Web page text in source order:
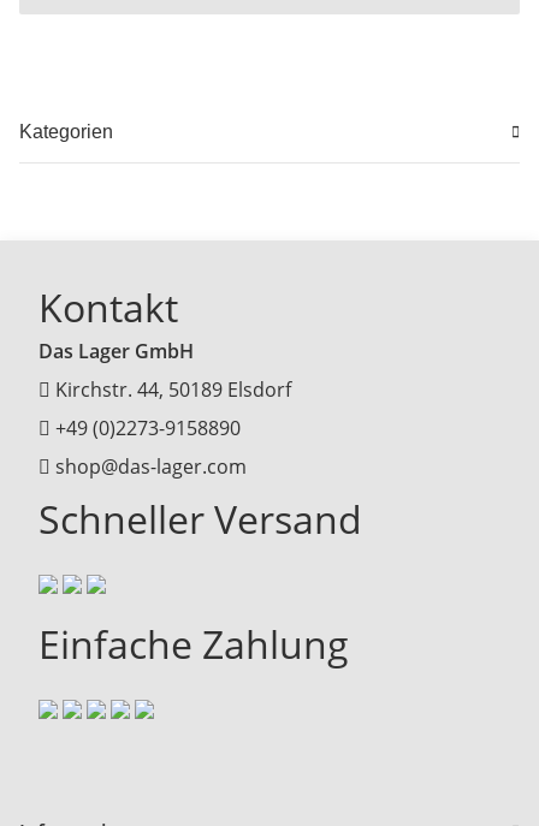
Kategorien
Kontakt
Das Lager GmbH
Kirchstr. 44, 50189 Elsdorf
+49 (0)2273-9158890
shop@das-lager.com
Schneller Versand
Einfache Zahlung